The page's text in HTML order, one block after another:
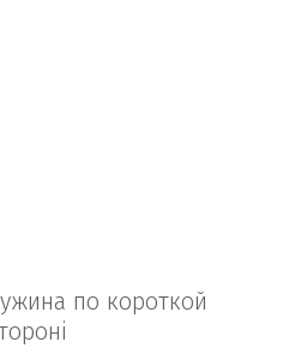
по короткой